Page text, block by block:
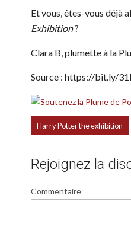
Et vous, êtes-vous déjà
Exhibition?
Clara B, plumette à la
Source : https://bit.ly/
Harry Potter the exhibition
Rejoignez la
Commentaire